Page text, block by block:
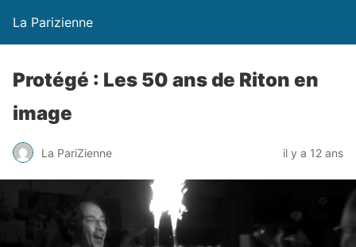
La Parizienne
Protégé : Les 50 ans de Riton en
image
La PariZienne il y a 12 ans